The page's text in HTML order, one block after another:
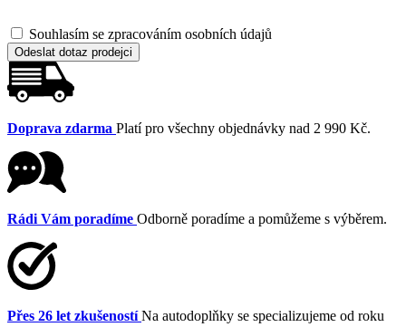
Souhlasím se zpracováním osobních údajů
Odeslat dotaz prodejci
Doprava zdarma Platí pro všechny objednávky nad 2 990 Kč.
Rádi Vám poradíme Odborně poradíme a pomůžeme s výběrem.
Přes 26 let zkušeností Na autodoplňky se specializujeme od roku